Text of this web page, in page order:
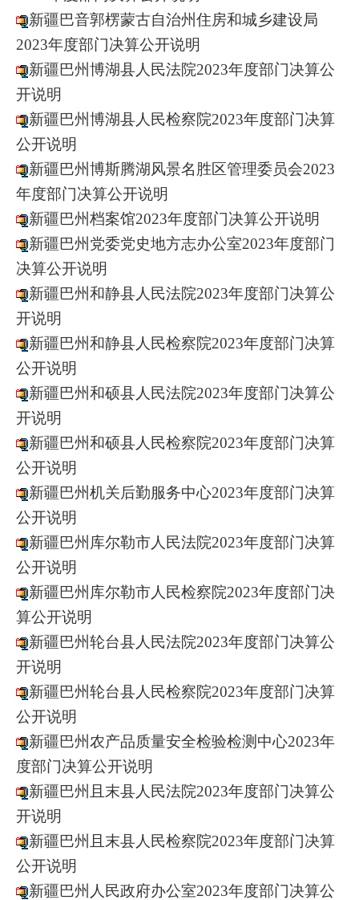
新疆巴音郭楞蒙古自治州住房和城乡建设局
2023年度部门决算公开说明
新疆巴州博湖县人民法院2023年度部门决算公
开说明
新疆巴州博湖县人民检察院2023年度部门决算
公开说明
新疆巴州博斯腾湖风景名胜区管理委员会2023
年度部门决算公开说明
新疆巴州档案馆2023年度部门决算公开说明
新疆巴州党委党史地方志办公室2023年度部门
决算公开说明
新疆巴州和静县人民法院2023年度部门决算公
开说明
新疆巴州和静县人民检察院2023年度部门决算
公开说明
新疆巴州和硕县人民法院2023年度部门决算公
开说明
新疆巴州和硕县人民检察院2023年度部门决算
公开说明
新疆巴州机关后勤服务中心2023年度部门决算
公开说明
新疆巴州库尔勒市人民法院2023年度部门决算
公开说明
新疆巴州库尔勒市人民检察院2023年度部门决
算公开说明
新疆巴州轮台县人民法院2023年度部门决算公
开说明
新疆巴州轮台县人民检察院2023年度部门决算
公开说明
新疆巴州农产品质量安全检验检测中心2023年
度部门决算公开说明
新疆巴州且末县人民法院2023年度部门决算公
开说明
新疆巴州且末县人民检察院2023年度部门决算
公开说明
新疆巴州人民政府办公室2023年度部门决算公